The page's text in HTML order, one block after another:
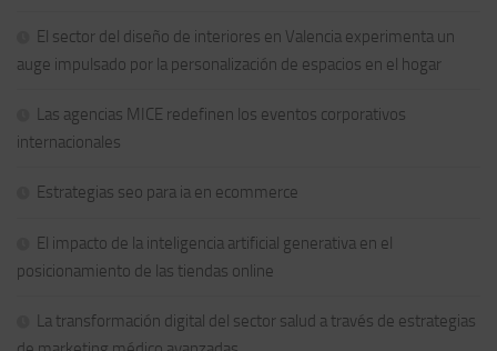
El sector del diseño de interiores en Valencia experimenta un
auge impulsado por la personalización de espacios en el hogar
Las agencias MICE redefinen los eventos corporativos
internacionales
Estrategias seo para ia en ecommerce
El impacto de la inteligencia artificial generativa en el
posicionamiento de las tiendas online
La transformación digital del sector salud a través de estrategias